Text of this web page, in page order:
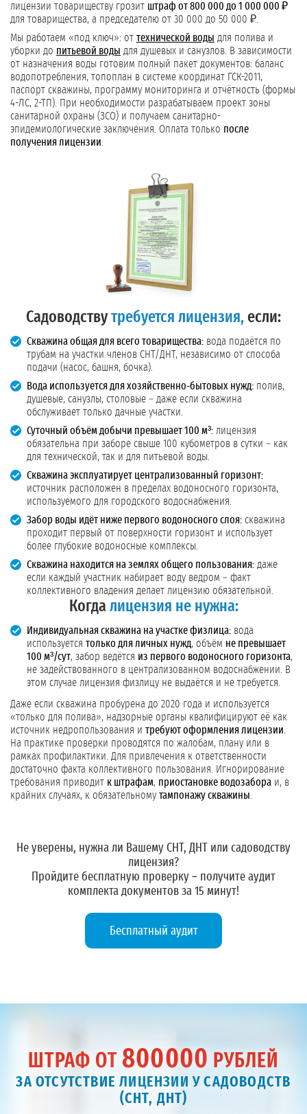
лицензии товариществу грозит штраф от 800 000 до 1 000 000 ₽
для товарищества, а председателю от 30 000 до 50 000 ₽.
Мы работаем «под ключ»: от технической воды для полива и
уборки до питьевой воды для душевых и санузлов. В зависимости
от назначения воды готовим полный пакет документов: баланс
водопотребления, топоплан в системе координат ГСК-2011,
паспорт скважины, программу мониторинга и отчётность (формы
4-ЛС, 2-ТП). При необходимости разрабатываем проект зоны
санитарной охраны (ЗСО) и получаем санитарно-
эпидемиологические заключения. Оплата только после
получения лицензии
Садоводствутребуется лицензия, если:
Скважина общая для всего товарищества: вода подаётся по
трубам на участки членов СНТ/ДНТ, независимо от способа
подачи (насос, башня, бочка).
Вода используется для хозяйственно-бытовых нужд: полив,
душевые, санузлы, столовые – даже если скважина
обслуживает только дачные участки.
Суточный объём добычи превышает 100 м³: лицензия
обязательна при заборе свыше 100 кубометров в сутки – как
для технической, так и для питьевой воды.
Скважина эксплуатирует централизованный горизонт:
источник расположен в пределах водоносного горизонта,
используемого для городского водоснабжения.
Забор воды идёт ниже первого водоносного слоя: скважина
проходит первый от поверхности горизонт и использует
более глубокие водоносные комплексы.
Скважина находится на землях общего пользования: даже
если каждый участник набирает воду ведром – факт
коллективного владения делает лицензию обязательной.
Когда лицензия не нужна:
Индивидуальная скважина на участке физлица: вода
используется только для личных нужд, объём не превышает
100 м³/сут, забор ведётся из первого водоносного горизонта,
не задействованного в централизованном водоснабжении. В
этом случае лицензия физлицу не выдаётся и не требуется.
Даже если скважина пробурена до 2020 года и используется
«только для полива», надзорные органы квалифицируют её как
источник недропользования и требуют оформления лицензии
На практике проверки проводятся по жалобам, плану или в
рамках профилактики. Для привлечения к ответственности
достаточно факта коллективного пользования. Игнорирование
требования приводит к штрафам, приостановке водозабора и, в
крайних случаях, к обязательному тампонажу скважины
Не уверены, нужна ли Вашему СНТ, ДНТ или садоводству
лицензия?
Пройдите бесплатную проверку – получите аудит
комплекта документов за 15 минут!
Бесплатный аудит
ШТРАФ ОТ 800000 РУБЛЕЙ
ЗА ОТСУТСТВИЕ ЛИЦЕНЗИИ У САДОВОДСТВ
(СНТ, ДНТ)